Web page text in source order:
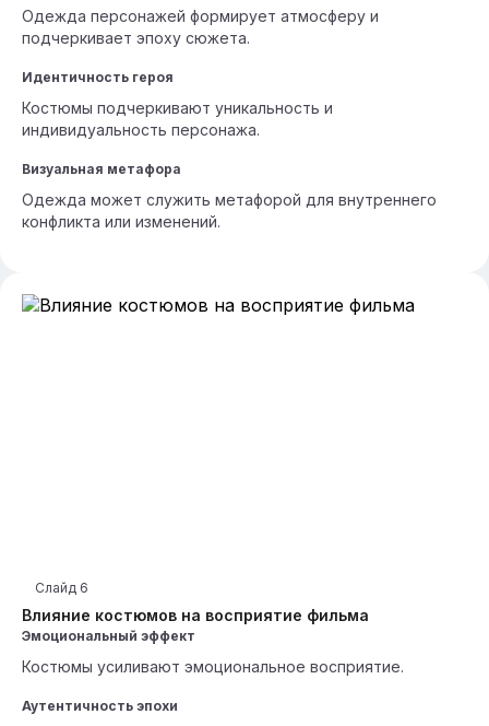
Одежда персонажей формирует атмосферу и
подчеркивает эпоху сюжета.
Идентичность героя
Костюмы подчеркивают уникальность и
индивидуальность персонажа.
Визуальная метафора
Одежда может служить метафорой для внутреннего
конфликта или изменений.
Влияние костюмов на восприятие фильма
Слайд 6
Эмоциональный эффект
Костюмы усиливают эмоциональное восприятие.
Аутентичность эпохи